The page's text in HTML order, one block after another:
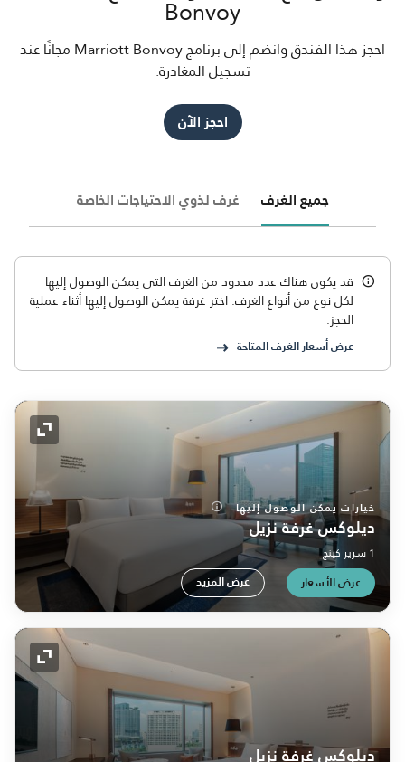
Bonvoy
احجز هذا الفندق وانضم إلى برنامج Marriott Bonvoy مجانًا عند
تسجيل المغادرة.
احجز الآن
جميع الغرف غرف لذوي الاحتياجات الخاصة
قد يكون هناك عدد محدود من الغرف التي يمكن الوصول إليها
لكل نوع من أنواع الغرف. اختر غرفة يمكن الوصول إليها أثناء عملية
الحجز.
عرض أسعار الغرف المتاحة
رمز
خيارات يمكن الوصول إليها
ديلوكس غرفة نزيل
1 سرير كينج
عرض الأسعار عرض المزيد
رمز
ديلوكس غرفة نزيل